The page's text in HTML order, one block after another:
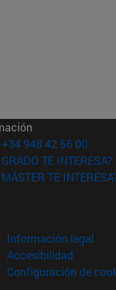
+34 948 42 56 00
TE INTERESA?
TE
Información legal
Accesibilidad
Configuración de